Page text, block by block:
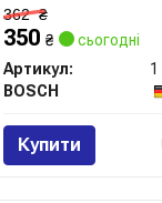
362₴
350 ₴
сьогодні
Артикул:
1
BOSCH
Купити